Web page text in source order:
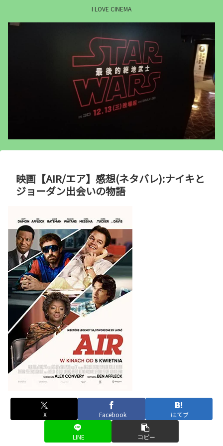
I LOVE CINEMA
映画【AIR/エア】感想(ネタバレ):ナイキと
ジョーダン出会いの物語
X Facebook はてブ
LINE コピー